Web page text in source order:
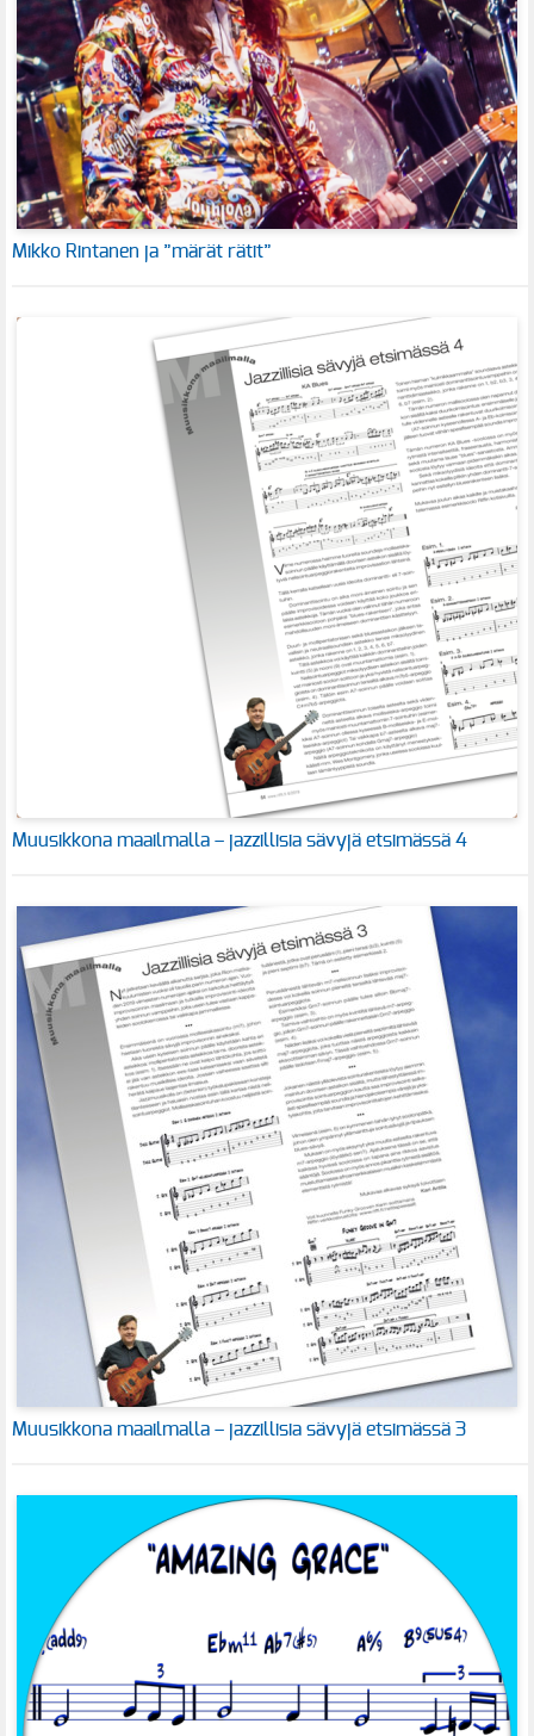
Mikko Rintanen ja ”märät rätit”
Muusikkona maailmalla – jazzillisia sävyjä etsimässä 4
Muusikkona maailmalla – jazzillisia sävyjä etsimässä 3